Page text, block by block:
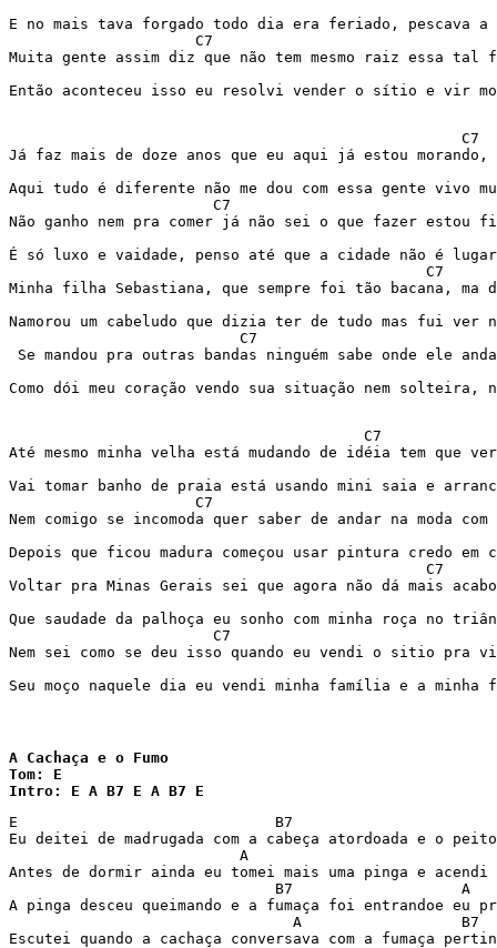
E no mais tava forgado todo dia era feriado, pescava
                     C7
Muita gente assim diz que não tem mesmo raiz essa
Então aconteceu isso eu resolvi vender o sítio e vir
                                                   C7
Já faz mais de doze anos que eu aqui já estou
Aqui tudo é diferente não me dou com essa gente vivo
                       C7
Não ganho nem pra comer já não sei o que fazer estou
É só luxo e vaidade, penso até que a cidade não é
Minha filha Sebastiana, que sempre foi tão bacana,
Namorou um cabeludo que dizia ter de tudo mas fui
Se mandou pra outras bandas ninguém sabe onde ele
Como dói meu coração vendo sua situação nem solteira,
Até mesmo minha velha está mudando de idéia tem que
Vai tomar banho de praia está usando mini saia e
                     C7
Nem comigo se incomoda quer saber de andar na moda
Depois que ficou madura começou usar pintura credo
Voltar pra Minas Gerais sei que agora não dá mais
Que saudade da palhoça eu sonho com minha roça no
Nem sei como se deu isso quando eu vendi o sitio pra
Seu moço naquele dia eu vendi minha família e a
A Cachaça e o Fumo
Tom: E
Intro: E A B7 E A B7 E
E                             B7
Eu deitei de madrugada com a cabeça atordoada e o
A
Antes de dormir ainda eu tomei mais uma pinga e
B7                   A
A pinga desceu queimando e a fumaça foi entrandoe eu
A                  B7
Escutei quando a cachaça conversava com a fumaça